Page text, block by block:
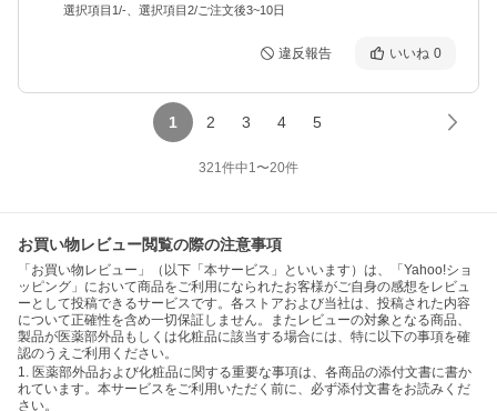
選択項目1/-、選択項目2/ご注文後3~10日
違反報告 いいね 0
1 2 3 4 5
321件中1〜20件
お買い物レビュー閲覧の際の注意事項
「お買い物レビュー」（以下「本サービス」といいます）は、「Yahoo!ショ
ッピング」において商品をご利用になられたお客様がご自身の感想をレビュ
ーとして投稿できるサービスです。各ストアおよび当社は、投稿された内容
について正確性を含め一切保証しません。またレビューの対象となる商品、
製品が医薬部外品もしくは化粧品に該当する場合には、特に以下の事項を確
認のうえご利用ください。
1. 医薬部外品および化粧品に関する重要な事項は、各商品の添付文書に書か
れています。本サービスをご利用いただく前に、必ず添付文書をお読みくだ
さい。